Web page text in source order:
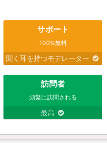
サポート
100%無料
聞く耳を持つモデレーター
訪問者
頻繁に訪問される
最高